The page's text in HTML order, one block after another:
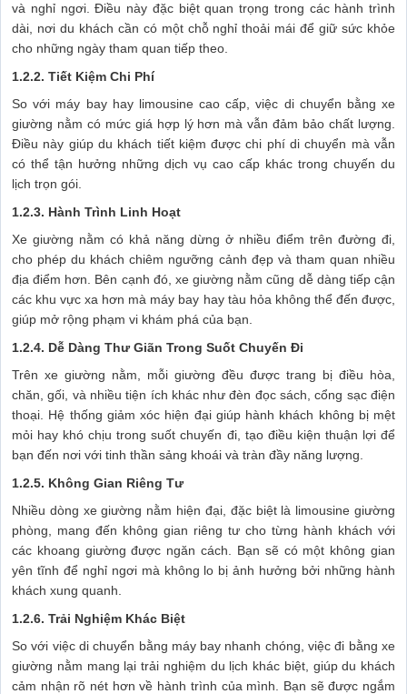
và nghỉ ngơi. Điều này đặc biệt quan trọng trong các hành trình
dài, nơi du khách cần có một chỗ nghỉ thoải mái để giữ sức khỏe
cho những ngày tham quan tiếp theo.
1.2.2. Tiết Kiệm Chi Phí
So với máy bay hay limousine cao cấp, việc di chuyển bằng xe
giường nằm có mức giá hợp lý hơn mà vẫn đảm bảo chất lượng.
Điều này giúp du khách tiết kiệm được chi phí di chuyển mà vẫn
có thể tận hưởng những dịch vụ cao cấp khác trong chuyến du
lịch trọn gói.
1.2.3. Hành Trình Linh Hoạt
Xe giường nằm có khả năng dừng ở nhiều điểm trên đường đi,
cho phép du khách chiêm ngưỡng cảnh đẹp và tham quan nhiều
địa điểm hơn. Bên cạnh đó, xe giường nằm cũng dễ dàng tiếp cận
các khu vực xa hơn mà máy bay hay tàu hỏa không thể đến được,
giúp mở rộng phạm vi khám phá của bạn.
1.2.4. Dễ Dàng Thư Giãn Trong Suốt Chuyến Đi
Trên xe giường nằm, mỗi giường đều được trang bị điều hòa,
chăn, gối, và nhiều tiện ích khác như đèn đọc sách, cổng sạc điện
thoại. Hệ thống giảm xóc hiện đại giúp hành khách không bị mệt
mỏi hay khó chịu trong suốt chuyến đi, tạo điều kiện thuận lợi để
bạn đến nơi với tinh thần sảng khoái và tràn đầy năng lượng.
1.2.5. Không Gian Riêng Tư
Nhiều dòng xe giường nằm hiện đại, đặc biệt là limousine giường
phòng, mang đến không gian riêng tư cho từng hành khách với
các khoang giường được ngăn cách. Bạn sẽ có một không gian
yên tĩnh để nghỉ ngơi mà không lo bị ảnh hưởng bởi những hành
khách xung quanh.
1.2.6. Trải Nghiệm Khác Biệt
So với việc di chuyển bằng máy bay nhanh chóng, việc đi bằng xe
giường nằm mang lại trải nghiệm du lịch khác biệt, giúp du khách
cảm nhận rõ nét hơn về hành trình của mình. Bạn sẽ được ngắm